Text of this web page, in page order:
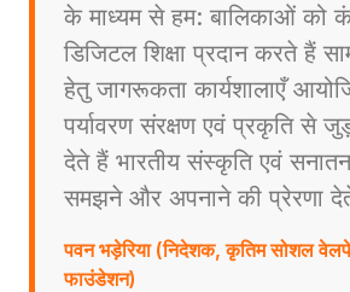
के माध्यम से हम: बालिकाओं को
डिजिटल शिक्षा प्रदान करते हैं
हेतु जागरूकता कार्यशालाएँ
पर्यावरण संरक्षण एवं प्रकृति से
देते हैं भारतीय संस्कृति एवं
समझने और अपनाने की प्रेरणा
पवन भड़ेरिया (निदेशक, कृतिम सोशल
फाउंडेशन)